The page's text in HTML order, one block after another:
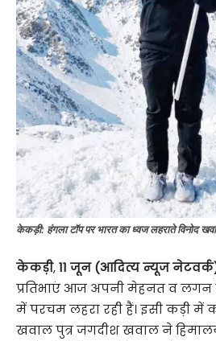
केकड़ी: हंगला टॉप पर भारत का ध्वज लहराते विनोद
केकड़ी,11 जून (आदित्य न्यूज
प्रतिभाएं आज अपनी मेहनत व
में परचम लहरा रही हैं। इसी कड़ी में
खवाल पुत्र जगदीश खवाल ने